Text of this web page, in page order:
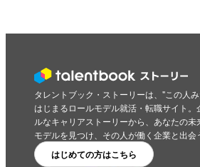
タレントブック・ストーリーは、"この人
はじまるロールモデル就活・転職サイト。
ルなキャリアストーリーから、あなたの
モデルを見つけ、その人が働く企業と出会
はじめての方はこちら